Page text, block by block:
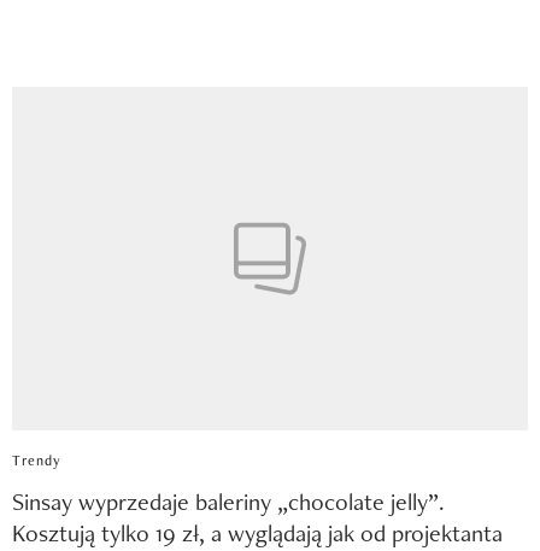
Trendy
Sinsay wyprzedaje baleriny „chocolate jelly”.
Kosztują tylko 19 zł, a wyglądają jak od projektanta